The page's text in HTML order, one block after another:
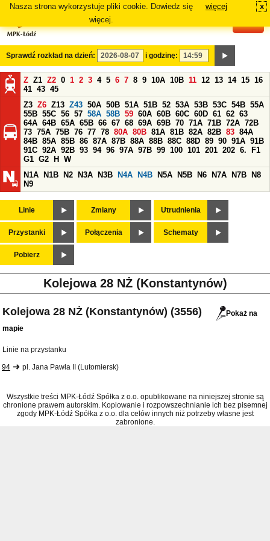
Nasza strona wykorzystuje pliki cookie. Dowiedz się
więcej.
więcej x
Sprawdź rozkład na dzień: i godzinę:
Z Z1 Z2 0 1 2 3 4 5 6 7 8 9 10A 10B 11 12 13 14 15 16
41 43 45
Z3 Z6 Z13 Z43 50A 50B 51A 51B 52 53A 53B 53C 54B 55A
55B 55C 56 57 58A 58B 59 60A 60B 60C 60D 61 62 63
64A 64B 65A 65B 66 67 68 69A 69B 70 71A 71B 72A 72B
73 75A 75B 76 77 78 80A 80B 81A 81B 82A 82B 83 84A
84B 85A 85B 86 87A 87B 88A 88B 88C 88D 89 90 91A 91B
91C 92A 92B 93 94 96 97A 97B 99 100 101 201 202 6.
F1
G1 G2 H
W
N1A
N1B N2 N3A N3B N4A N4B N5A N5B N6 N7A N7B
N8
N9
Linie Zmiany Utrudnienia
Przystanki Połączenia Schematy
Pobierz
Kolejowa 28 NŻ (Konstantynów)
Kolejowa 28 NŻ (Konstantynów) (3556)
Pokaż na
mapie
Linie na przystanku
94 pl. Jana Pawła II (Lutomiersk)
Wszystkie treści MPK-Łódź Spółka z o.o. opublikowane na niniejszej stronie są
chronione prawem autorskim. Kopiowanie i rozpowszechnianie ich bez pisemnej
zgody MPK-Łódź Spółka z o.o. dla celów innych niż potrzeby własne jest
zabronione.